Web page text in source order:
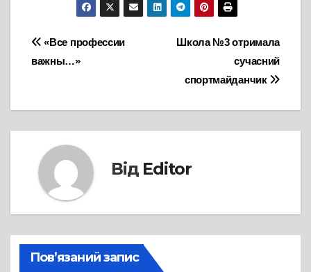
Навігація
Школа №3 отримала
сучасний
спортмайданчик
«Все профессии
важны…»
Від Editor
Пов’язаний запис